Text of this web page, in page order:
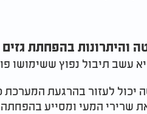
והיתרונות בהפחתת גזים
עשב תיבול נפוץ ששימושו
יכול לעזור בהרגעת המערכת
שרירי המעי ומסייע